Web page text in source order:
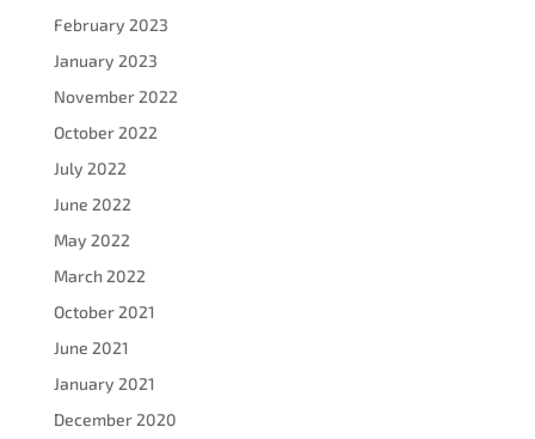
February 2023
January 2023
November 2022
October 2022
July 2022
June 2022
May 2022
March 2022
October 2021
June 2021
January 2021
December 2020